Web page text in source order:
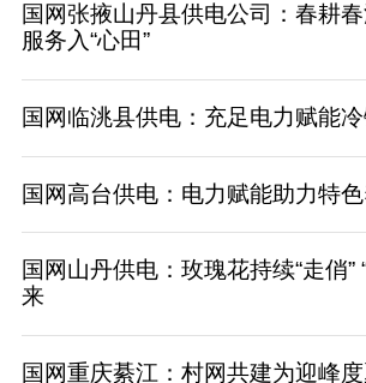
国网张掖山丹县供电公司：春耕
服务入“心田”
国网临洮县供电：充足电力赋能
国网高台供电：电力赋能助力特色
国网山丹供电：玫瑰花持续“走俏”
来
国网重庆綦江：村网共建为迎峰